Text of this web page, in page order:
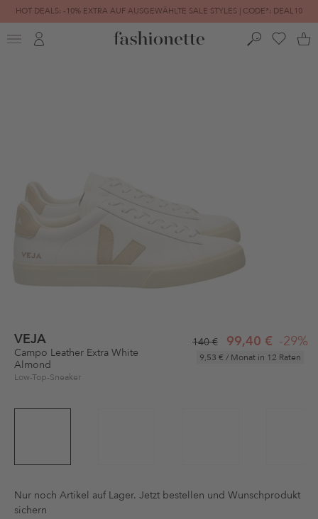
HOT DEALS: -10% EXTRA AUF AUSGEWÄHLTE SALE STYLES | CODE*: DEAL10
FINAL SALE | BIS ZU -80% REDUZIERT
VEJA
Campo Leather Extra White
Almond
Low-Top-Sneaker
140 € 99,40 € -29%
9,53 € / Monat in 12 Raten
Nur noch Artikel auf Lager. Jetzt bestellen und Wunschprodukt
sichern